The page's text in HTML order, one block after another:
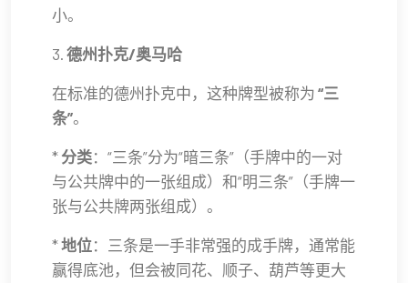
小。
3. 德州扑克/奥马哈
在标准的德州扑克中，这种牌型被称为 “三
条”。
* 分类：“三条”分为“暗三条”（手牌中的一对
与公共牌中的一张组成）和“明三条”（手牌一
张与公共牌两张组成）。
*地位：三条是一手非常强的成手牌，通常能
赢得底池，但会被同花、顺子、葫芦等更大